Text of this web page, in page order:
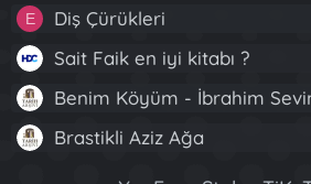
E Diş Çürükleri
Sait Faik en iyi kitabı ?
Benim Köyüm - İbrahim
Brastikli Aziz Ağa